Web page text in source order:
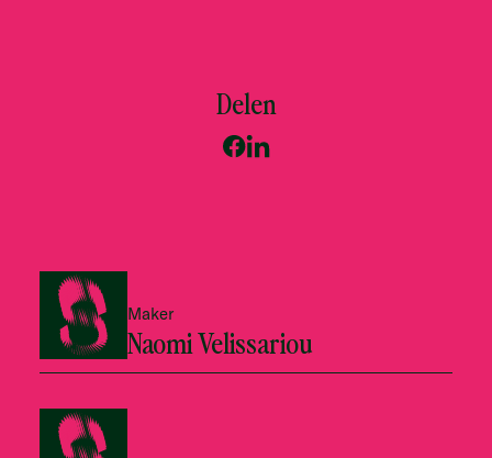
Delen
Maker
Naomi Velissariou